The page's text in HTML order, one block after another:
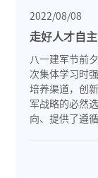
2022/08/08
走好人才自
八一建军节前
次集体学习时
培养渠道，创
军战略的必然
向、提供了遵循